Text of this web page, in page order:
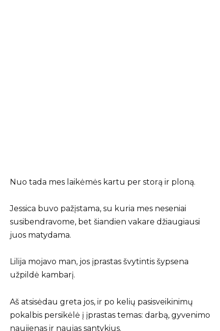
Nuo tada mes laikėmės kartu per storą ir ploną.
Jessica buvo pažįstama, su kuria mes neseniai
susibendravome, bet šiandien vakare džiaugiausi
juos matydama.
Lilija mojavo man, jos įprastas švytintis šypsena
užpildė kambarį.
Aš atsisėdau greta jos, ir po kelių pasisveikinimų
pokalbis persikėlė į įprastas temas: darbą, gyvenimo
naujienas ir naujas santykius.